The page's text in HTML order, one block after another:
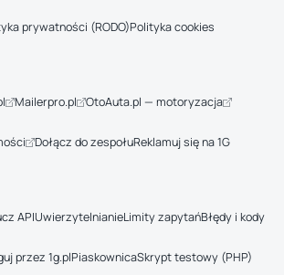
prywatności (RODO)Polityka cookies
Mailerpro.pl OtoAuta.pl — motoryzacja
Dołącz do zespołuReklamuj się na 1G
APIUwierzytelnianieLimity zapytańBłędy i kody
przez 1g.plPiaskownicaSkrypt testowy (PHP)